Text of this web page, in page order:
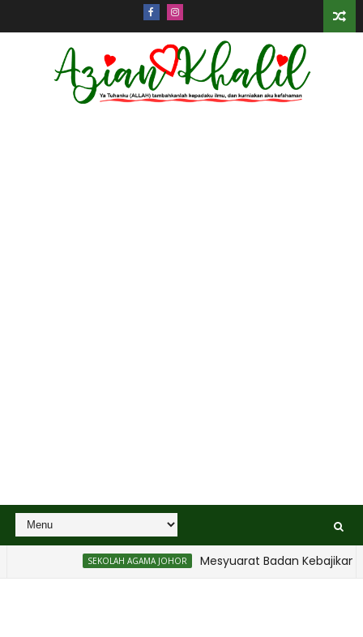
SEKOLAH AGAMA JOHOR Mesyuarat Badan Kebajikan